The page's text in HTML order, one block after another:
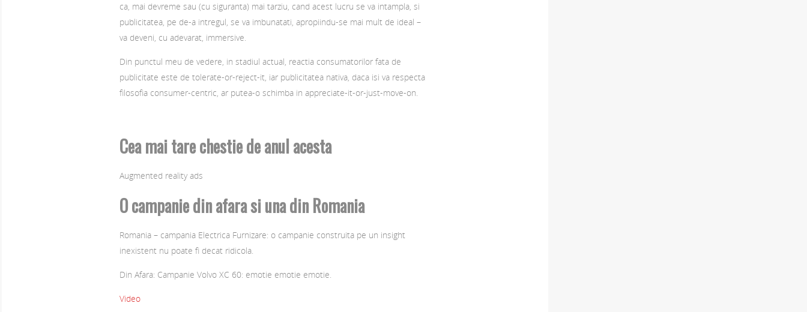
ca, mai devreme sau (cu siguranta) mai tarziu, cand acest lucru se va intampla, si
publicitatea, pe de-a intregul, se va imbunatati, apropiindu-se mai mult de ideal –
va deveni, cu adevarat, immersive.
Din punctul meu de vedere, in stadiul actual, reactia consumatorilor fata de
publicitate este de tolerate-or-reject-it, iar publicitatea nativa, daca isi va respecta
filosofia consumer-centric, ar putea-o schimba in appreciate-it-or-just-move-on.
Cea mai tare chestie de anul acesta
Augmented reality ads
O campanie din afara si una din Romania
Romania – campania Electrica Furnizare: o campanie construita pe un insight
inexistent nu poate fi decat ridicola.
Din Afara: Campanie Volvo XC 60: emotie emotie emotie.
Video